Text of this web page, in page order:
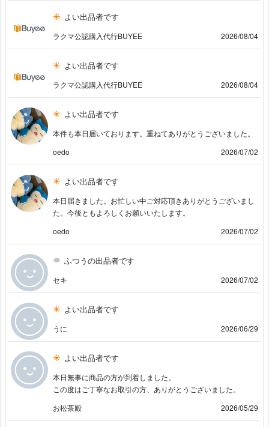
よい出品者です
ラクマ公認購入代行BUYEE 2026/08/04
よい出品者です
ラクマ公認購入代行BUYEE 2026/08/04
よい出品者です
本件も本日届いております。重ねてありがとうございました。
oedo
2026/07/02
よい出品者です
本日届きました。お忙しい中ご対応頂きありがとうございまし
た。今後ともよろしくお願いいたします。
oedo
2026/07/02
ふつうの出品者です
セキ 2026/07/02
よい出品者です
うに 2026/06/29
よい出品者です
本日無事に商品の方が到着しました。
この度はご丁寧なお取引の方、ありがとうございました。
お松茶殿
2026/05/29